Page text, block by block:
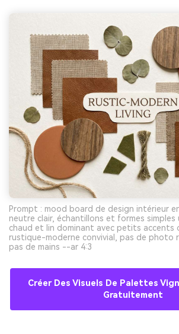
Prompt : mood board de design intérieur
neutre clair, échantillons et formes simples
chaud et lin dominant avec petits accents
rustique-moderne convivial, pas de photo
pas de mains --ar 4:3
Créer Des Visuels De Palettes
Gratuitement